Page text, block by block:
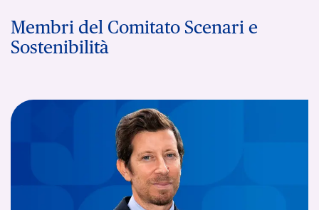
Membri del Comitato Scenari e
Sostenibilità